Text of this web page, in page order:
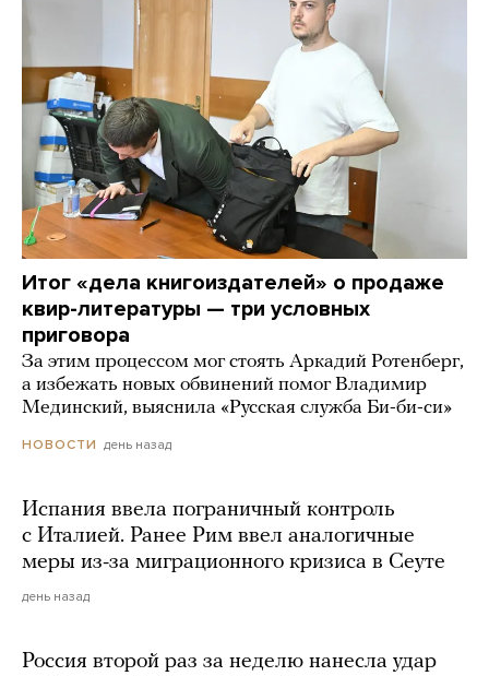
Итог «дела книгоиздателей» о продаже
квир-литературы — три условных
приговора
За этим процессом мог стоять Аркадий Ротенберг,
а избежать новых обвинений помог Владимир
Мединский, выяснила «Русская служба Би-би-си»
НОВОСТИ день назад
Испания ввела пограничный контроль
с Италией. Ранее Рим ввел аналогичные
меры из-за миграционного кризиса в Сеуте
день назад
Россия второй раз за неделю нанесла удар